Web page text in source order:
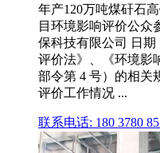
年产120万吨煤矸石
目环境影响评价公众
保科技有限公司 日
评价法》、《环境影
部令第 4 号）的相关
评价工作情况 ...
联系电话: 180 3780